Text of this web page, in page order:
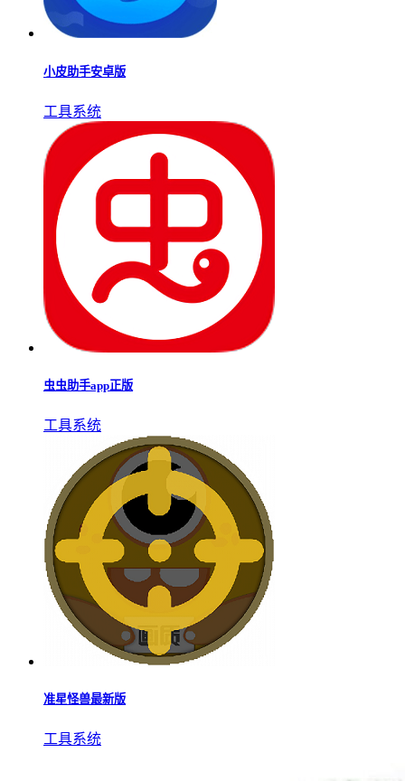
小皮助手安卓版
工具系统
虫虫助手app正版
工具系统
准星怪兽最新版
工具系统